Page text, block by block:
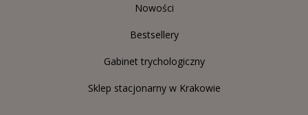
Nowości
Bestsellery
Gabinet trychologiczny
Sklep stacjonarny w Krakowie